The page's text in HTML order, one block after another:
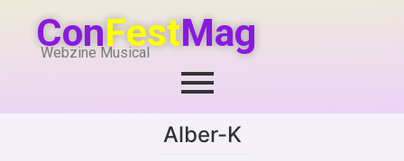
ConFestMag
Webzine Musical
Alber-K